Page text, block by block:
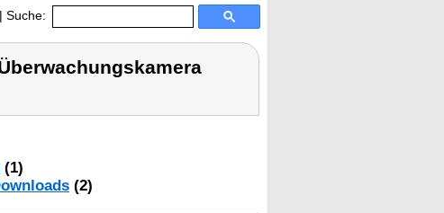
| Suche:
(1)
(2)